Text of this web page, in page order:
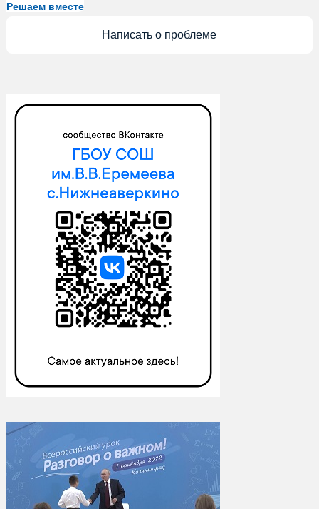
Решаем вместе
Написать о проблеме